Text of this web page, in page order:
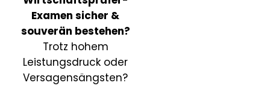
Examensicher &
souverän bestehen?
Trotz hohem
Leistungsdruck oder
Versagensängsten?